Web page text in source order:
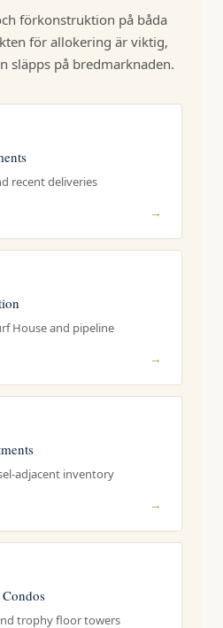
förkonstruktion på båda
för allokering är viktig,
släpps på bredmarknaden.
recent deliveries
→
House and pipeline
→
adjacent inventory
→
trophy floor towers